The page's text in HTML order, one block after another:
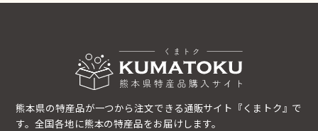
熊本県の特産品が一つから注文できる通販サイト『くまトク』で
す。全国各地に熊本の特産品をお届けします。